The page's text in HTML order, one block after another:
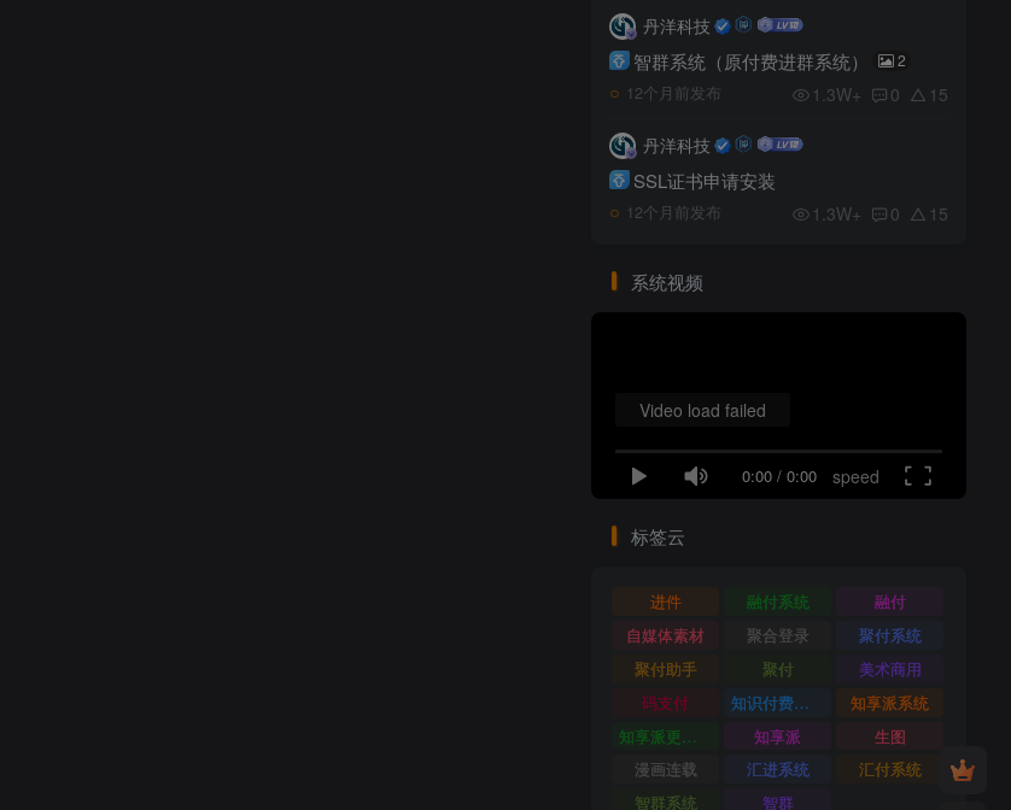
丹洋科技
智群系统（原付费进群系统） 2
12个月前发布 1.3W+ 0 15
丹洋科技
SSL证书申请安装
12个月前发布 1.3W+ 0 15
系统视频
0:00 / 0:00 speed
Video load failed
标签云
进件 融付系统
融付
自媒体素材
聚合登录
聚付系统
聚付助手
聚付
美术商用
码支付
知识付费系统
知享派系统
知享派更新日志
知享派
生图
漫画连载
汇进系统
汇付系统
智群系统
智群